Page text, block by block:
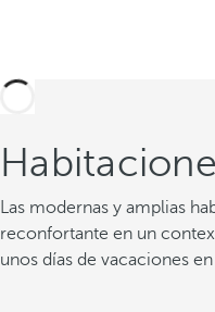
Las modernas y amplias
reconfortante en un
unos días de vacaciones